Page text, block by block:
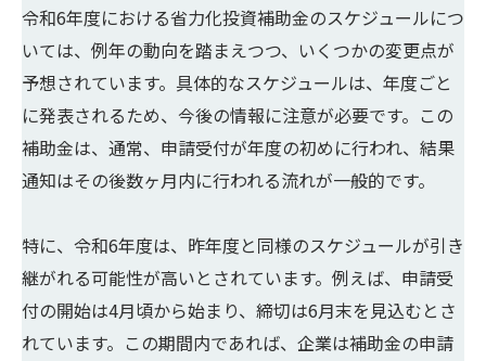
令和6年度における省力化投資補助金のスケジュールにつ
いては、例年の動向を踏まえつつ、いくつかの変更点が
予想されています。具体的なスケジュールは、年度ごと
に発表されるため、今後の情報に注意が必要です。この
補助金は、通常、申請受付が年度の初めに行われ、結果
通知はその後数ヶ月内に行われる流れが一般的です。
特に、令和6年度は、昨年度と同様のスケジュールが引き
継がれる可能性が高いとされています。例えば、申請受
付の開始は4月頃から始まり、締切は6月末を見込むとさ
れています。この期間内であれば、企業は補助金の申請